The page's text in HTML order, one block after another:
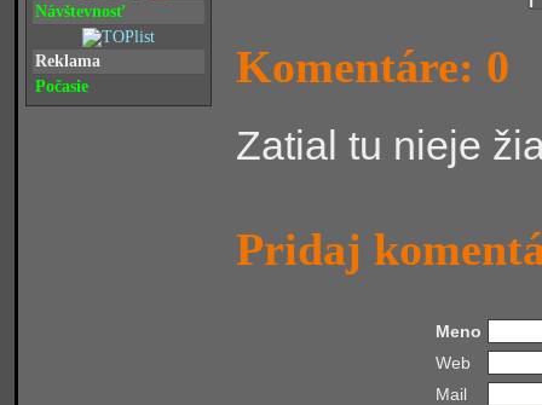
Návštevnosť
Reklama
Počasie
Komentáre: 0
Zatial tu nieje
Pridaj
Meno
Web
Mail